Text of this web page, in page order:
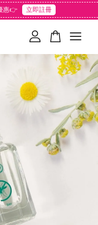
惠👉 立即註冊
是空的。